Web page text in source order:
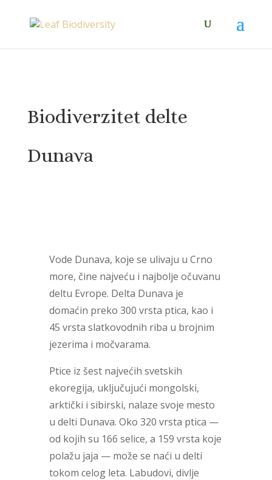
Biodiverzitet delte
Dunava
Vode Dunava, koje se ulivaju u Crno
more, čine najveću i najbolje očuvanu
deltu Evrope. Delta Dunava je
domaćin preko 300 vrsta ptica, kao i
45 vrsta slatkovodnih riba u brojnim
jezerima i močvarama.
Ptice iz šest najvećih svetskih
ekoregija, uključujući mongolski,
arktički i sibirski, nalaze svoje mesto
u delti Dunava. Oko 320 vrsta ptica —
od kojih su 166 selice, a 159 vrsta koje
polažu jaja — može se naći u delti
tokom celog leta. Labudovi, divlje